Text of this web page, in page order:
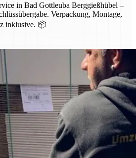
in Bad Gottleuba Berggießhübel –
Verpackung, Montage,
inklusive. 📦